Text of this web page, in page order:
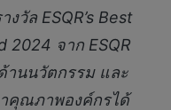
วัล ESQR’s Best
2024 จาก ESQR
านนวัตกรรม และ
คุณภาพองค์กรได้